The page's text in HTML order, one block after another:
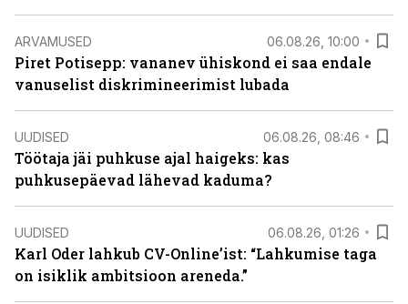
ARVAMUSED 06.08.26, 10:00
Piret Potisepp: vananev ühiskond ei saa endale
vanuselist diskrimineerimist lubada
UUDISED 06.08.26, 08:46
Töötaja jäi puhkuse ajal haigeks: kas
puhkusepäevad lähevad kaduma?
UUDISED 06.08.26, 01:26
Karl Oder lahkub CV-Online’ist: “Lahkumise taga
on isiklik ambitsioon areneda.”